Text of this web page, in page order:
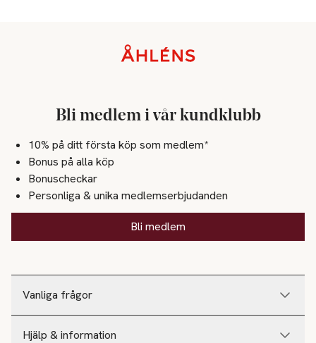
Vanliga frågor
Hjälp & information
Bli medlem i vår kundklubb
10% på ditt första köp som medlem*
Bonus på alla köp
Bonuscheckar
Personliga & unika medlemserbjudanden
Bli medlem